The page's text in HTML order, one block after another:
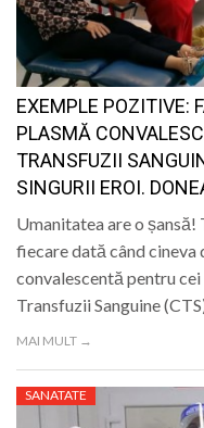
LIFE
EXEMPLE POZITIVE:
PLASMĂ
TRANSFUZII
SINGURII EROI.
Umanitatea are o șansă!
fiecare dată când cineva
convalescentă pentru
Transfuzii Sanguine
MAI MULT →
SANATATE